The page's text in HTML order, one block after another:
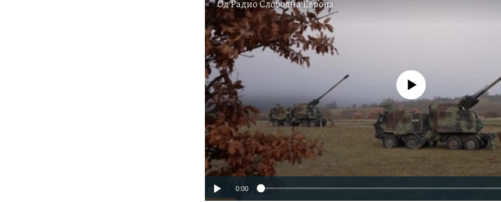
ОдРадио Слободна Eвропа
No media source currently available
0:00